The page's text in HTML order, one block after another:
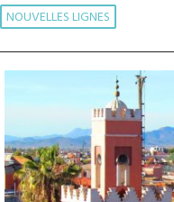
NOUVELLES LIGNES